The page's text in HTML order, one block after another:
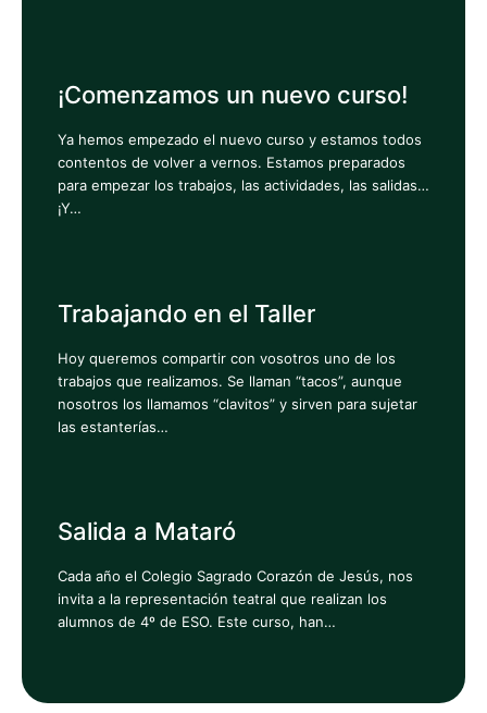
¡Comenzamos un nuevo curso!
Ya hemos empezado el nuevo curso y estamos todos
contentos de volver a vernos. Estamos preparados
para empezar los trabajos, las actividades, las salidas…
¡Y…
Trabajando en el Taller
Hoy queremos compartir con vosotros uno de los
trabajos que realizamos. Se llaman “tacos”, aunque
nosotros los llamamos “clavitos” y sirven para sujetar
las estanterías…
Salida a Mataró
Cada año el Colegio Sagrado Corazón de Jesús, nos
invita a la representación teatral que realizan los
alumnos de 4º de ESO. Este curso, han…